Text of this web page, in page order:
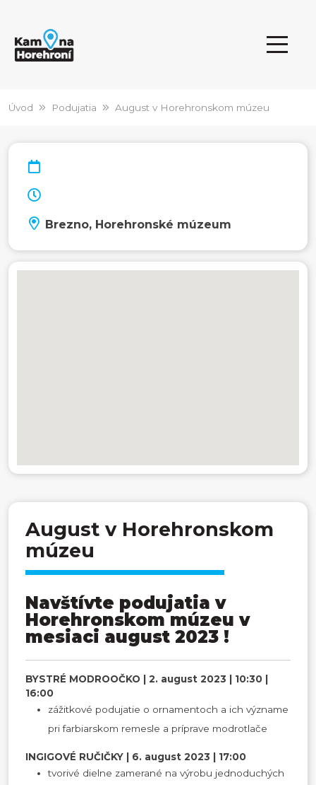
Úvod Podujatia August v Horehronskom múzeu
Brezno, Horehronské múzeum
August v Horehronskom
múzeu
Navštívte podujatia v
Horehronskom múzeu v
mesiaci august 2023 !
BYSTRÉ MODROOČKO | 2. august 2023 | 10:30 |
16:00
zážitkové podujatie o ornamentoch a ich význame
pri farbiarskom remesle a príprave modrotlače
INGIGOVÉ RUČIČKY | 6. august 2023 | 17:00
tvorivé dielne zamerané na výrobu jednoduchých